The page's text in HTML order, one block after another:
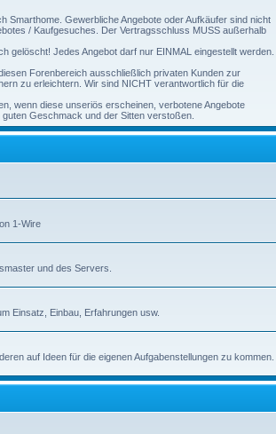
Smarthome. Gewerbliche Angebote oder Aufkäufer sind nicht
/ Kaufgesuches. Der Vertragsschluss MUSS außerhalb
gelöscht! Jedes Angebot darf nur EINMAL eingestellt werden.
Forenbereich ausschließlich privaten Kunden zur
zu erleichtern. Wir sind NICHT verantwortlich für die
wenn diese unseriös erscheinen, verbotene Angebote
Geschmack und der Sitten verstoßen.
1-Wire
und des Servers.
Einsatz, Einbau, Erfahrungen usw.
auf Ideen für die eigenen Aufgabenstellungen zu kommen.